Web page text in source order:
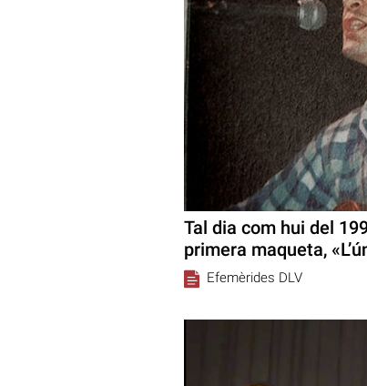
Tal dia com hui del
primera maqueta,
Efemèrides DLV